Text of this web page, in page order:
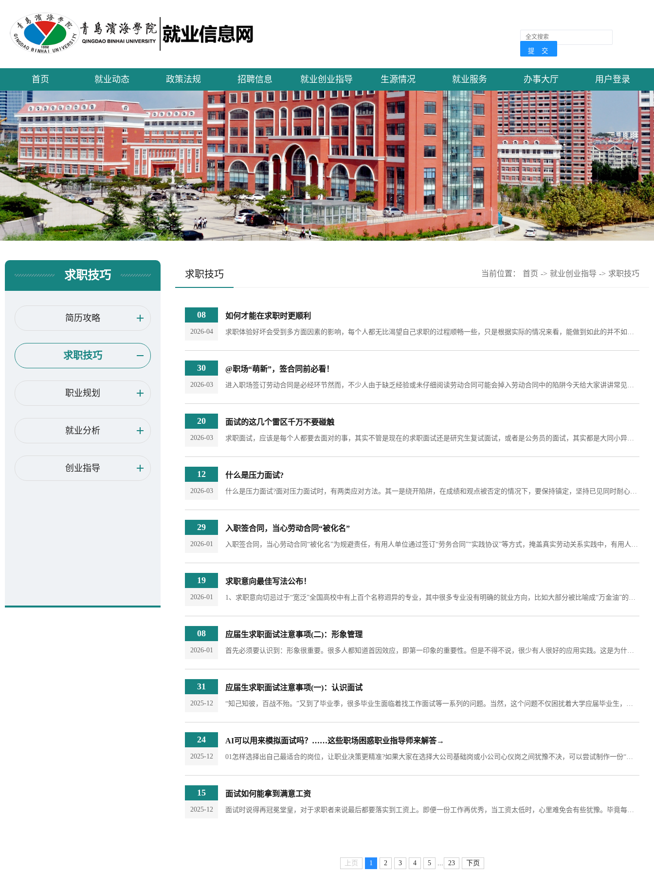
首页 就业动态 政策法规 招聘信息 就业创业指导 生源情况 就业服务 办事大厅 用户登录
求职技巧
简历攻略
求职技巧
职业规划
就业分析
创业指导
求职技巧 当前位置： 首页 -> 就业创业指导 -> 求职技巧
08
2026-04
如何才能在求职时更顺利
求职体验好坏会受到多方面因素的影响，每个人都无比渴望自己求职的过程顺畅一些，只是根据实际的情况来看，能做到如此的并不如大家所想象的那么多。那么，如何才能在求职时更顺利?下面就跟大家具体分析一下。降低自我预期，如果一开始你给自己设定的“求职顺利”是每次求职都能成功，每次求职都能得到hr的高度认可，那这样的程度就很难以实现和达到。相反的，如果你一开始设定的目标是求职4-5次之后有企业hr邀请自己入职，那这样的程度就比较容易达到、...
30
2026-03
@职场“萌新”，签合同前必看！
进入职场签订劳动合同是必经环节然而，不少人由于缺乏经验或未仔细阅读劳动合同可能会掉入劳动合同中的陷阱今天给大家讲讲常见的劳动合同陷阱@职场“萌新”，快收好!“霸王”合同所谓“霸王”合同，是指公司在劳动合同中，设置了公司可以随意解雇员工或者免除公司责任、排除员工权益的条款，以及限制员工辞职权的条款等。这种合同可能严重损害员工的权益，但是由于违反法律规定也会被认定为无效条款。求职者在签订合同时，要仔细审查，...
20
2026-03
面试的这几个雷区千万不要碰触
求职面试，应该是每个人都要去面对的事，其实不管是现在的求职面试还是研究生复试面试，或者是公务员的面试，其实都是大同小异，就是要在面试官的面前展示出自己的优点，让面试官感受到你和其他面试者的不同，只有这样你才能被录取，在面试当中，有一些面试官很讨厌的行为，我们要避免去碰触到这个雷区。毫无准备一身轻松其实，处于礼貌性，在面试之前大家要花一些时间上网去了解下这个公司还是很有必要的，哪怕你是一个毫无经验的社会新鲜人，...
12
2026-03
什么是压力面试?
什么是压力面试?面对压力面试时，有两类应对方法。其一是绕开陷阱，在成绩和观点被否定的情况下，要保持镇定，坚持已见同时耐心解释，也可提出适当反问。其二是奋战到底，面对快速提出的一系列问题，最好的方法就是坚持到底，用足够的耐心和信心，诚恳地回答每一个问题。
29
2026-01
入职签合同，当心劳动合同“被化名”
入职签合同，当心劳动合同“被化名”为规避责任，有用人单位通过签订“劳务合同”“实践协议”等方式，掩盖真实劳动关系实践中，有用人单位选择用“劳务合同”“实践协议”等替代劳动合同，其核心动机通常在于规避劳动法律法规规定的用人单位义务和成本。专家建议，应坚持“事实优先”原则加以判断，双方符合建立劳动关系的实质要件，如主体适格、工资由单位发放、从事单位安排的工作、接受单位管理等，即可成立劳动关系。大学毕业生小李在入职一家服务公司时，...
19
2026-01
求职意向最佳写法公布！
1、求职意向切忌过于“宽泛”全国高校中有上百个名称迥异的专业，其中很多专业没有明确的就业方向，比如大部分被比喻成“万金油”的文科专业，像哲学、历史、古典文学、中外比较文学、社会学等。这类专业的毕业生，简历中的求职意向往往是市场、行政、HR、策划类工作一网打尽，但事实上却是很难取得“准入证”。不同岗位工作职责不同，对求职者的要求也不同，写得太多，给人的感觉是求职者其实并不了解这些岗位的具体职责。如果有多个职业目标，...
08
2026-01
应届生求职面试注意事项(二)：形象管理
首先必须要认识到：形象很重要。很多人都知道首因效应，即第一印象的重要性。但是不得不说，很少有人很好的应用实践。这是为什么呢?因为很多人分不清场合。分不清场合意味着分不清角色。不知道自己该扮演什么角色，那能怎么证明自己是符合角色设置的呢?所以，在面试的准备过程中，我们首先要搞清楚，我们是一个求职者。求职者，角色本身需要职业化!那在求职面试过程中，形象方面的小小的改变就足以体现你的职业化。这里我们则需要重点关注自己的着装、...
31
2025-12
应届生求职面试注意事项(一)：认识面试
“知己知彼，百战不殆。”又到了毕业季，很多毕业生面临着找工作面试等一系列的问题。当然，这个问题不仅困扰着大学应届毕业生，对于很多失业再就业的人也是有一样的焦虑。 因此，这篇文章基于我很多次企事业单位面试官的工作经历，从面试官的心理、视觉出发，就面试过程中应该注意的一些事项，做详细且具体的阐述，如果你能照单全收，一定会赢得面试官的青睐，助你面试成功，轻松搞定心仪的offer!01认识面试对于大多数人而言，求职面试几乎是职业发展的关键环节，...
24
2025-12
AI可以用来模拟面试吗？……这些职场困惑职业指导师来解答→
01怎样选择出自己最适合的岗位，让职业决策更精准?如果大家在选择大公司基础岗或小公司心仪岗之间犹豫不决，可以尝试制作一份“职业决策平衡单”：首先列出核心考量因素(比如职业发展、薪资水平、企业文化、培训机制等)，然后按重要程度对各考量因素进行权重分配，接着为每个因素进行具体打分，最后计算加权总分，进行直观优势对比。职业决策平衡单可以帮助我们定量地来分析各个意向岗位，辅助我们做出决策。02应届生职场经验少，如何发掘潜在优势，...
15
2025-12
面试如何能拿到满意工资
面试时说得再冠冕堂皇，对于求职者来说最后都要落实到工资上。即便一份工作再优秀，当工资太低时，心里难免会有些犹豫。毕竟每个人的生活、开销，都要用钱来换取的。那么，如何在面试的过程中正确争取到理想的工资呢?知己知彼对企业的薪酬幅度有一个整体的了解之后，你会对自己的工资水平有一个更加明确的了解，包括日后的涨薪情况等。面试时面试官一定会给你一个提问的时间，你可以就企业的薪酬体系提出问题，一般面试官都会做一些简单的介绍，...
上页 1 2 3 4 5 23 下页